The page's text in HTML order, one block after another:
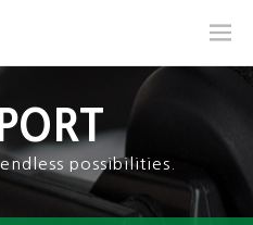
possibilities.